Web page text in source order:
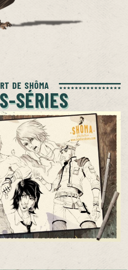
DE SHÔMA
SÉRIES